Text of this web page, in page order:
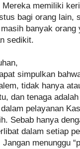
Mereka memiliki
bagi orang lain,
banyak orang
sedikit.
simpulkan
tidak hanya
dan tenaga
pelayanan
Sebab hanya
dalam setiap
menunggu